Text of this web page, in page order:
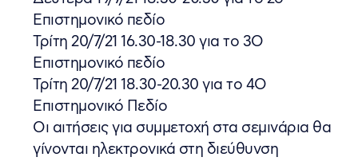
Επιστημονικό πεδίο
Τρίτη 20/7/21 16.30-18.30 για το 3Ο
Επιστημονικό πεδίο
Τρίτη 20/7/21 18.30-20.30 για το 4Ο
Επιστημονικό Πεδίο
Οι αιτήσεις για συμμετοχή στα σεμινάρια θα
γίνονται ηλεκτρονικά στη διεύθυνση